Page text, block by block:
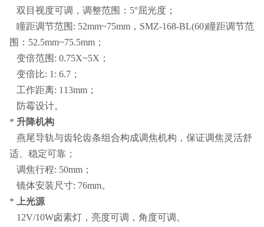
双目视度可调，调整范围：5°屈光度；
瞳距调节范围: 52mm~75mm，SMZ-168-BL(60)瞳距调节范
围：52.5mm~75.5mm；
变倍范围: 0.75X~5X；
变倍比: 1: 6.7；
工作距离: 113mm；
防霉设计。
* 升降机构
燕尾导轨与齿轮齿条组合构成调焦机构，保证调焦灵活舒
适、稳定可靠；
调焦行程: 50mm；
镜体安装尺寸: 76mm。
*
上光源
12V/10W卤素灯，亮度可调，角度可调。